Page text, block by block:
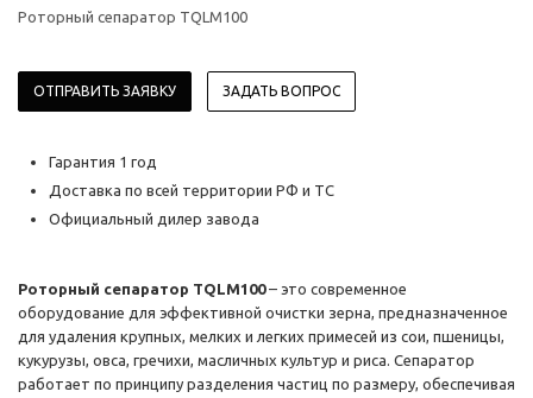
Роторный сепаратор TQLM100
ОТПРАВИТЬ ЗАЯВКУ ЗАДАТЬ ВОПРОС
Гарантия 1 год
Доставка по всей территории РФ и ТС
Официальный дилер завода
Роторный сепаратор TQLM100– это современное
оборудование для эффективной очистки зерна, предназначенное
для удаления крупных, мелких и легких примесей из сои, пшеницы,
кукурузы, овса, гречихи, масличных культур и риса. Сепаратор
работает по принципу разделения частиц по размеру, обеспечивая